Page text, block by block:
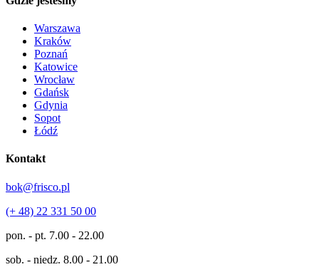
Warszawa
Kraków
Poznań
Katowice
Wrocław
Gdańsk
Gdynia
Sopot
Łódź
Kontakt
bok@frisco.pl
(+ 48) 22 331 50 00
pon. - pt. 7.00 - 22.00
sob. - niedz. 8.00 - 21.00